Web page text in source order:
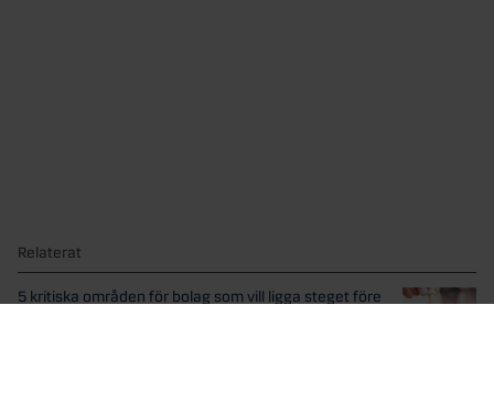
Relaterat
5 kritiska områden för bolag som vill ligga steget före